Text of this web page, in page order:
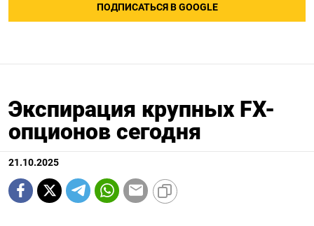
ПОДПИСАТЬСЯ В GOOGLE
Экспирация крупных FX-
опционов сегодня
21.10.2025